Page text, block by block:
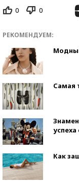
0 0
РЕКОМЕНДУЕМ:
Самая
Как